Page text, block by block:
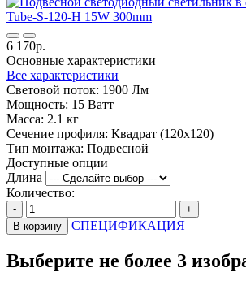
6 170р.
Основные характеристики
Все характеристики
Световой поток: 1900 Лм
Мощность: 15 Ватт
Масса: 2.1 кг
Сечение профиля: Квадрат (120х120)
Тип монтажа: Подвесной
Доступные опции
Длина
Количество:
-
+
В корзину
СПЕЦИФИКАЦИЯ
Выберите не более 3